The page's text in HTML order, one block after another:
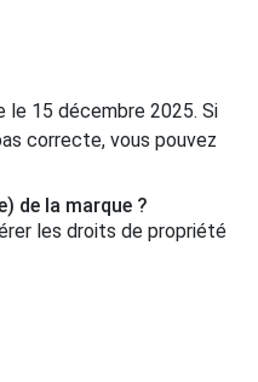
15 décembre 2025. Si
correcte, vous pouvez
de la marque ?
les droits de propriété